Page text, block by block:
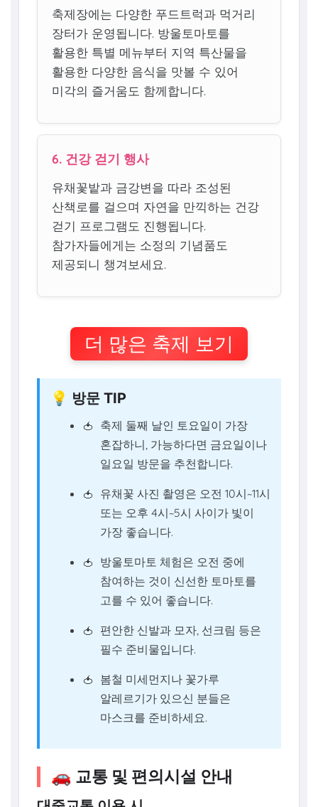
축제장에는 다양한 푸드트럭과 먹거리
장터가 운영됩니다. 방울토마토를
활용한 특별 메뉴부터 지역 특산물을
활용한 다양한 음식을 맛볼 수 있어
미각의 즐거움도 함께합니다.
6. 건강 걷기 행사
유채꽃밭과 금강변을 따라 조성된
산책로를 걸으며 자연을 만끽하는 건강
걷기 프로그램도 진행됩니다.
참가자들에게는 소정의 기념품도
제공되니 챙겨보세요.
더 많은 축제 보기
💡 방문 TIP
축제 둘째 날인 토요일이 가장
혼잡하니, 가능하다면 금요일이나
일요일 방문을 추천합니다.
유채꽃 사진 촬영은 오전 10시~11시
또는 오후 4시~5시 사이가 빛이
가장 좋습니다.
방울토마토 체험은 오전 중에
참여하는 것이 신선한 토마토를
고를 수 있어 좋습니다.
편안한 신발과 모자, 선크림 등은
필수 준비물입니다.
봄철 미세먼지나 꽃가루
알레르기가 있으신 분들은
마스크를 준비하세요.
🚗 교통 및 편의시설 안내